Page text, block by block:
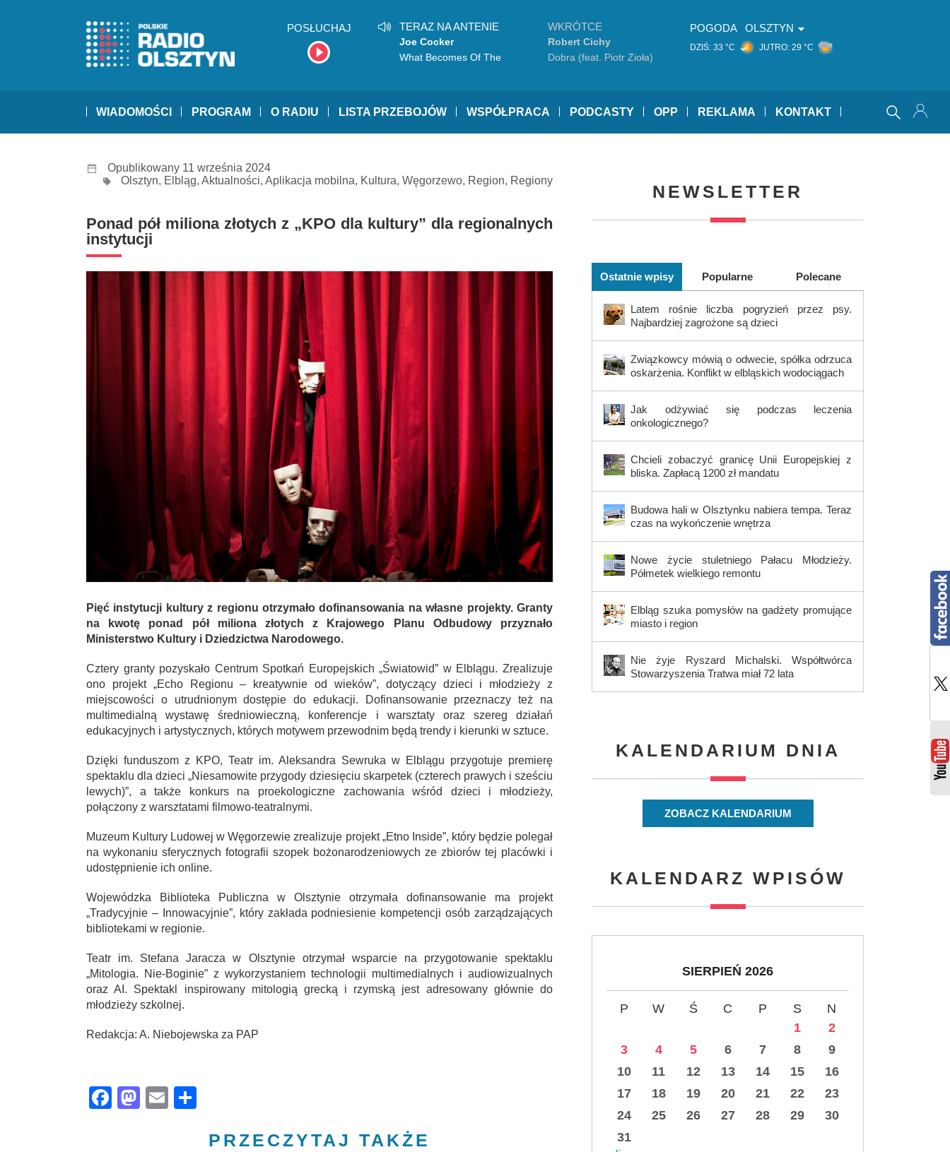
POSŁUCHAJ TERAZ NA ANTENIE
Joe Cocker
What Becomes Of The
WKRÓTCE
Robert Cichy
Dobra (feat. Piotr Zioła)
POGODA OLSZTYN
DZIŚ: 33 °C JUTRO: 29 °C
WIADOMOŚCI PROGRAM O RADIU LISTA PRZEBOJÓW WSPÓŁPRACA PODCASTY OPP REKLAMA KONTAKT
Opublikowany 11 września 2024
Olsztyn, Elbląg, Aktualności, Aplikacja mobilna, Kultura, Węgorzewo, Region, Regiony
Ponad pół miliona złotych z „KPO dla kultury” dla regionalnych
instytucji
Pięć instytucji kultury z regionu otrzymało dofinansowania na własne projekty. Granty
na kwotę ponad pół miliona złotych z Krajowego Planu Odbudowy przyznało
Ministerstwo Kultury i Dziedzictwa Narodowego.
Cztery granty pozyskało Centrum Spotkań Europejskich „Światowid” w Elblągu. Zrealizuje
ono projekt „Echo Regionu – kreatywnie od wieków”, dotyczący dzieci i młodzieży z
miejscowości o utrudnionym dostępie do edukacji. Dofinansowanie przeznaczy też na
multimedialną wystawę średniowieczną, konferencje i warsztaty oraz szereg działań
edukacyjnych i artystycznych, których motywem przewodnim będą trendy i kierunki w sztuce.
Dzięki funduszom z KPO, Teatr im. Aleksandra Sewruka w Elblągu przygotuje premierę
spektaklu dla dzieci „Niesamowite przygody dziesięciu skarpetek (czterech prawych i sześciu
lewych)”, a także konkurs na proekologiczne zachowania wśród dzieci i młodzieży,
połączony z warsztatami filmowo-teatralnymi.
Muzeum Kultury Ludowej w Węgorzewie zrealizuje projekt „Etno Inside”, który będzie polegał
na wykonaniu sferycznych fotografii szopek bożonarodzeniowych ze zbiorów tej placówki i
udostępnienie ich online.
Wojewódzka Biblioteka Publiczna w Olsztynie otrzymała dofinansowanie ma projekt
„Tradycyjnie – Innowacyjnie”, który zakłada podniesienie kompetencji osób zarządzających
bibliotekami w regionie.
Teatr im. Stefana Jaracza w Olsztynie otrzymał wsparcie na przygotowanie spektaklu
„Mitologia. Nie-Boginie” z wykorzystaniem technologii multimedialnych i audiowizualnych
oraz AI. Spektakl inspirowany mitologią grecką i rzymską jest adresowany głównie do
młodzieży szkolnej.
Redakcja: A. Niebojewska za PAP
Facebook
Mastodon
Email
PRZECZYTAJ TAKŻE
NEWSLETTER
Ostatnie wpisy Popularne Polecane
Latem rośnie liczba pogryzień przez psy.
Najbardziej zagrożone są dzieci
Związkowcy mówią o odwecie, spółka odrzuca
oskarżenia. Konflikt w elbląskich wodociągach
Jak odżywiać się podczas leczenia
onkologicznego?
Chcieli zobaczyć granicę Unii Europejskiej z
bliska. Zapłacą 1200 zł mandatu
Budowa hali w Olsztynku nabiera tempa. Teraz
czas na wykończenie wnętrza
Nowe życie stuletniego Pałacu Młodzieży.
Półmetek wielkiego remontu
Elbląg szuka pomysłów na gadżety promujące
miasto i region
Nie żyje Ryszard Michalski. Współtwórca
Stowarzyszenia Tratwa miał 72 lata
KALENDARIUM DNIA
ZOBACZ KALENDARIUM
KALENDARZ WPISÓW
SIERPIEŃ 2026
P W Ś C P S
N
1
2
3
4 5 6 7 8
9
10
11 12 13 14 15
16
17
18 19 20 21 22
23
24
25 26 27 28 29
30
31